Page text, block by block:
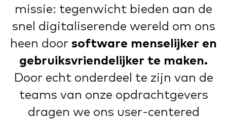
missie: tegenwicht bieden aan de
snel digitaliserende wereld om ons
heen doorsoftware menselijker en
gebruiksvriendelijker te maken.
Door echt onderdeel te zijn van de
teams van onze opdrachtgevers
dragen we ons user-centered